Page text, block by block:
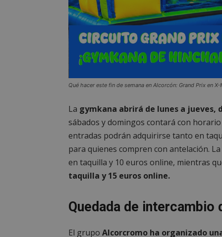
Qué hacer este fin de semana en Alcorcón: Grand Prix en
La gymkana abrirá de lunes a jueves,
sábados y domingos contará con horario
entradas podrán adquirirse tanto en
para quienes compren con antelación.
en taquilla y 10 euros online, mientras
taquilla y 15 euros online.
Quedada de intercambio
El grupo Alcorcromo ha organizado
Nombre
__gpi
Nombre
Nombre
__Secure-
ROLLOUT_TOKEN
ttwid